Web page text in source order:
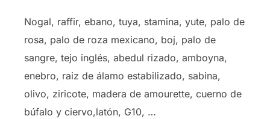
Nogal, raffir, ebano, tuya, stamina, yute, palo de
rosa, palo de roza mexicano, boj, palo de
sangre, tejo inglés, abedul rizado, amboyna,
enebro, raiz de álamo estabilizado, sabina,
olivo, ziricote, madera de amourette, cuerno de
búfalo y ciervo,latón, G10, …